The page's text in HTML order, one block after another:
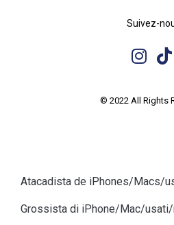
Suivez-
© 2022 All Rights
Atacadista de iPhones/Macs/
Grossista di iPhone/Mac/